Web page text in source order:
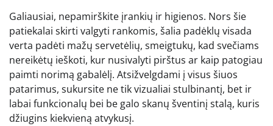
Galiausiai, nepamirškite įrankių ir higienos. Nors šie
patiekalai skirti valgyti rankomis, šalia padėklų visada
verta padėti mažų servetėlių, smeigtukų, kad svečiams
nereikėtų ieškoti, kur nusivalyti pirštus ar kaip patogiau
paimti norimą gabalėlį. Atsižvelgdami į visus šiuos
patarimus, sukursite ne tik vizualiai stulbinantį, bet ir
labai funkcionalų bei be galo skanų šventinį stalą, kuris
džiugins kiekvieną atvykusį.